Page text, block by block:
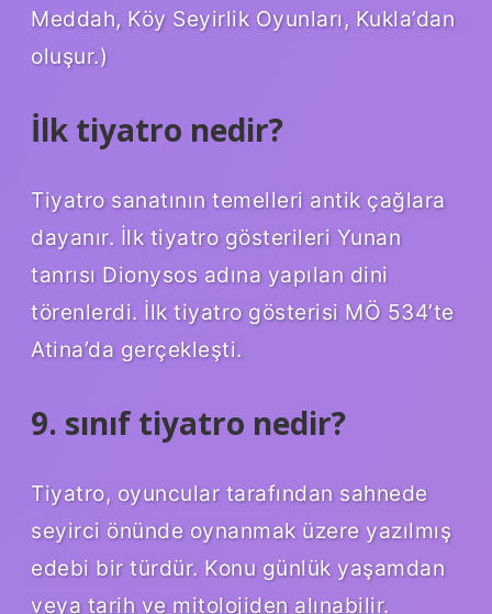
Meddah, Köy Seyirlik Oyunları, Kukla’dan
oluşur.)
İlk tiyatro nedir?
Tiyatro sanatının temelleri antik çağlara
dayanır. İlk tiyatro gösterileri Yunan
tanrısı Dionysos adına yapılan dini
törenlerdi. İlk tiyatro gösterisi MÖ 534’te
Atina’da gerçekleşti.
9. sınıf tiyatro nedir?
Tiyatro, oyuncular tarafından sahnede
seyirci önünde oynanmak üzere yazılmış
edebi bir türdür. Konu günlük yaşamdan
veya tarih ve mitolojiden alınabilir.